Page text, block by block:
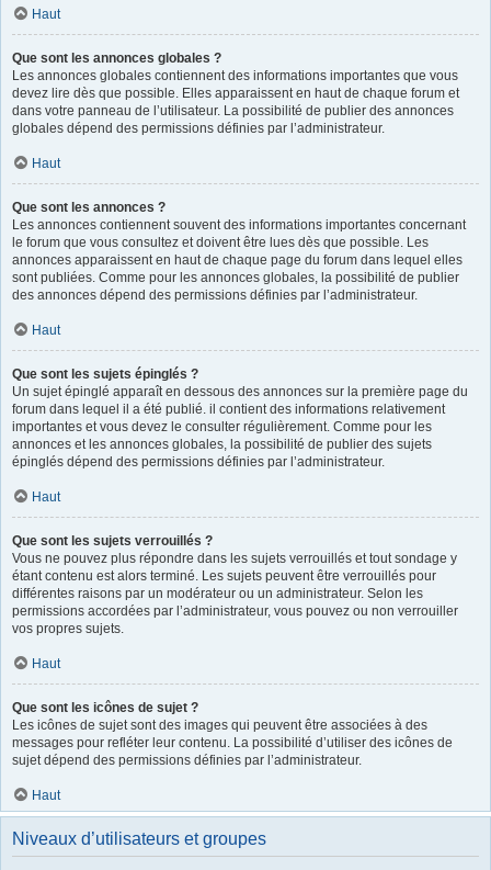
Haut
Que sont les annonces globales ?
Les annonces globales contiennent des informations importantes que vous
devez lire dès que possible. Elles apparaissent en haut de chaque forum et
dans votre panneau de l’utilisateur. La possibilité de publier des annonces
globales dépend des permissions définies par l’administrateur.
Haut
Que sont les annonces ?
Les annonces contiennent souvent des informations importantes concernant
le forum que vous consultez et doivent être lues dès que possible. Les
annonces apparaissent en haut de chaque page du forum dans lequel elles
sont publiées. Comme pour les annonces globales, la possibilité de publier
des annonces dépend des permissions définies par l’administrateur.
Haut
Que sont les sujets épinglés ?
Un sujet épinglé apparaît en dessous des annonces sur la première page du
forum dans lequel il a été publié. il contient des informations relativement
importantes et vous devez le consulter régulièrement. Comme pour les
annonces et les annonces globales, la possibilité de publier des sujets
épinglés dépend des permissions définies par l’administrateur.
Haut
Que sont les sujets verrouillés ?
Vous ne pouvez plus répondre dans les sujets verrouillés et tout sondage y
étant contenu est alors terminé. Les sujets peuvent être verrouillés pour
différentes raisons par un modérateur ou un administrateur. Selon les
permissions accordées par l’administrateur, vous pouvez ou non verrouiller
vos propres sujets.
Haut
Que sont les icônes de sujet ?
Les icônes de sujet sont des images qui peuvent être associées à des
messages pour refléter leur contenu. La possibilité d’utiliser des icônes de
sujet dépend des permissions définies par l’administrateur.
Haut
Niveaux d’utilisateurs et groupes